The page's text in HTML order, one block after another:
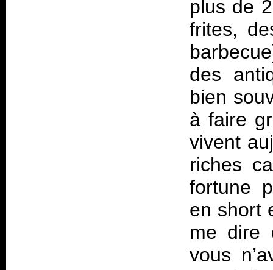
plus de
frites,
des
bien
à faire
vivent
riches
fortune
en short
me dire
vous